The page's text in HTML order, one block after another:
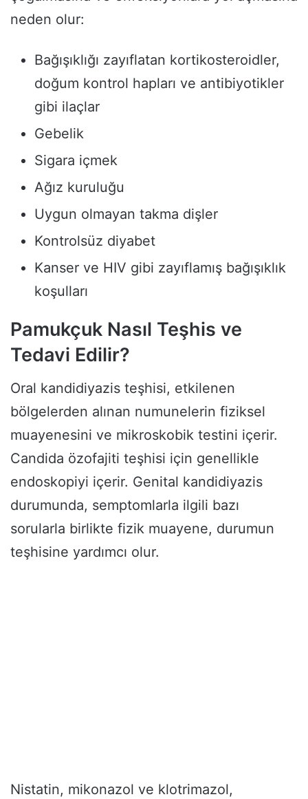
neden olur:
Bağışıklığı zayıflatan kortikosteroidler,
doğum kontrol hapları ve antibiyotikler
gibi ilaçlar
Gebelik
Sigara içmek
Ağız kuruluğu
Uygun olmayan takma dişler
Kontrolsüz diyabet
Kanser ve HIV gibi zayıflamış bağışıklık
koşulları
Pamukçuk Nasıl Teşhis ve
Tedavi Edilir?
Oral kandidiyazis teşhisi, etkilenen
bölgelerden alınan numunelerin fiziksel
muayenesini ve mikroskobik testini içerir.
Candida özofajiti teşhisi için genellikle
endoskopiyi içerir. Genital kandidiyazis
durumunda, semptomlarla ilgili bazı
sorularla birlikte fizik muayene, durumun
teşhisine yardımcı olur.
Nistatin, mikonazol ve klotrimazol,